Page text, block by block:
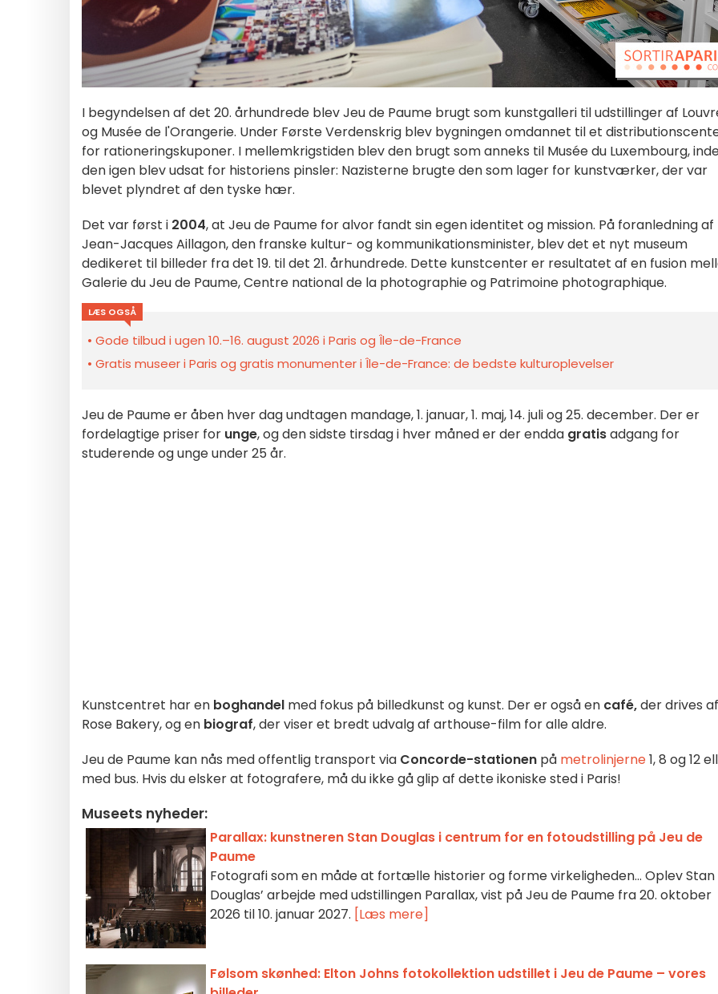
I begyndelsen af det 20. århundrede blev Jeu de Paume brugt som kunstgalleri til udstillinger af
og Musée de l'Orangerie. Under Første Verdenskrig blev bygningen omdannet til et
for rationeringskuponer. I mellemkrigstiden blev den brugt som anneks til Musée du Luxembourg,
den igen blev udsat for historiens pinsler: Nazisterne brugte den som lager for kunstværker, der var
blevet plyndret af den tyske hær.
Det var først i 2004, at Jeu de Paume for alvor fandt sin egen identitet og mission. På foranledning af
Jean-Jacques Aillagon, den franske kultur- og kommunikationsminister, blev det et nyt museum
dedikeret til billeder fra det 19. til det 21. århundrede. Dette kunstcenter er resultatet af en fusion
Galerie du Jeu de Paume, Centre national de la photographie og Patrimoine photographique.
LÆS OGSÅ
Gode tilbud i ugen 10.–16. august 2026 i Paris og Île-de-France
Gratis museer i Paris og gratis monumenter i Île-de-France: de bedste kulturoplevelser
Jeu de Paume er åben hver dag undtagen mandage, 1. januar, 1. maj, 14. juli og 25. december. Der er
fordelagtige priser for unge, og den sidste tirsdag i hver måned er der endda gratisadgang for
studerende og unge under 25 år.
Kunstcentret har en boghandel med fokus på billedkunst og kunst. Der er også en café,der drives af
Rose Bakery, og en biograf, der viser et bredt udvalg af arthouse-film for alle aldre.
Jeu de Paume kan nås med offentlig transport via Concorde-stationen på metrolinjerne1, 8 og 12
med bus. Hvis du elsker at fotografere, må du ikke gå glip af dette ikoniske sted i Paris!
Museets nyheder:
Parallax: kunstneren Stan Douglas i centrum for en fotoudstilling på Jeu de
Paume
Fotografi som en måde at fortælle historier og forme virkeligheden... Oplev Stan
Douglas’ arbejde med udstillingen Parallax, vist på Jeu de Paume fra 20. oktober
2026 til 10. januar 2027. [Læs mere]
Følsom skønhed: Elton Johns fotokollektion udstillet i Jeu de Paume – vores